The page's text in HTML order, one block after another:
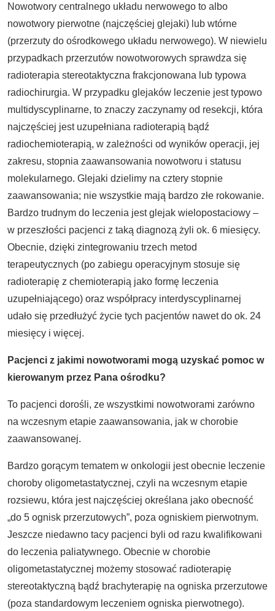
Nowotwory centralnego układu nerwowego to albo
nowotwory pierwotne (najczęściej glejaki) lub wtórne
(przerzuty do ośrodkowego układu nerwowego). W niewielu
przypadkach przerzutów nowotworowych sprawdza się
radioterapia stereotaktyczna frakcjonowana lub typowa
radiochirurgia. W przypadku glejaków leczenie jest typowo
multidyscyplinarne, to znaczy zaczynamy od resekcji, która
najczęściej jest uzupełniana radioterapią bądź
radiochemioterapią, w zależności od wyników operacji, jej
zakresu, stopnia zaawansowania nowotworu i statusu
molekularnego. Glejaki dzielimy na cztery stopnie
zaawansowania; nie wszystkie mają bardzo złe rokowanie.
Bardzo trudnym do leczenia jest glejak wielopostaciowy –
w przeszłości pacjenci z taką diagnozą żyli ok. 6 miesięcy.
Obecnie, dzięki zintegrowaniu trzech metod
terapeutycznych (po zabiegu operacyjnym stosuje się
radioterapię z chemioterapią jako formę leczenia
uzupełniającego) oraz współpracy interdyscyplinarnej
udało się przedłużyć życie tych pacjentów nawet do ok. 24
miesięcy i więcej.
Pacjenci z jakimi nowotworami mogą uzyskać pomoc w
kierowanym przez Pana ośrodku?
To pacjenci dorośli, ze wszystkimi nowotworami zarówno
na wczesnym etapie zaawansowania, jak w chorobie
zaawansowanej.
Bardzo gorącym tematem w onkologii jest obecnie leczenie
choroby oligometastatycznej, czyli na wczesnym etapie
rozsiewu, która jest najczęściej określana jako obecność
„do 5 ognisk przerzutowych”, poza ogniskiem pierwotnym.
Jeszcze niedawno tacy pacjenci byli od razu kwalifikowani
do leczenia paliatywnego. Obecnie w chorobie
oligometastatycznej możemy stosować radioterapię
stereotaktyczną bądź brachyterapię na ogniska przerzutowe
(poza standardowym leczeniem ogniska pierwotnego).